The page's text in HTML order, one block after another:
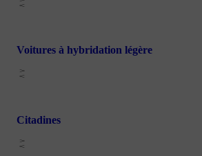
Voitures à hybridation légère
Citadines